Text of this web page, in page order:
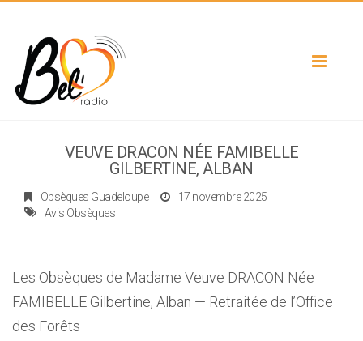
Toggle
VEUVE DRACON NÉE FAMIBELLE
GILBERTINE, ALBAN
Obsèques Guadeloupe
17 novembre 2025
Avis Obsèques
Les Obsèques de Madame Veuve DRACON Née
FAMIBELLE Gilbertine, Alban — Retraitée de l’Office
des Forêts